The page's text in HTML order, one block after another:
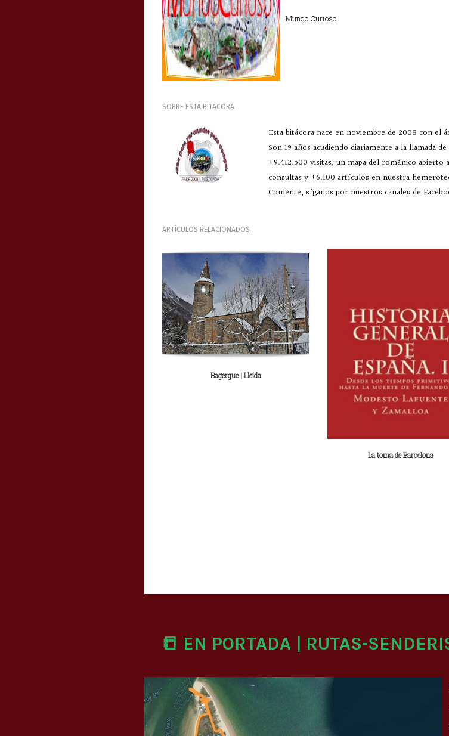
Mundo Curioso
SOBRE ESTA BITÁCORA
Esta bitácora nace en noviembre de 2008 con el
Son 19 años acudiendo diariamente a la llamada
+9.412.500 visitas, un mapa del románico abierto
consultas y +6.100 artículos en nuestra
Comente, síganos por nuestros canales de
ARTÍCULOS RELACIONADOS
Bagergue | Lleida
La toma de Barcelona
📒 EN PORTADA | RUTAS-